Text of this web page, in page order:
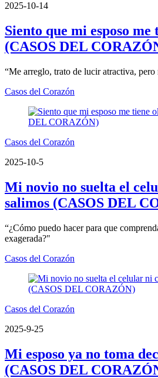
2025-10-14
Siento que mi esposo
(CASOS DEL
“Me arreglo, trato de lucir atractiva, pero
Casos del Corazón
Casos del Corazón
2025-10-5
Mi novio no suelta el
salimos (CASOS DEL
“¿Cómo puedo hacer para que
exagerada?"
Casos del Corazón
Casos del Corazón
2025-9-25
Mi esposo ya no toma
(CASOS DEL